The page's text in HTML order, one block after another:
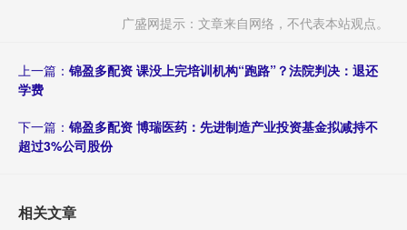
广盛网提示：文章来自网络，不代表本站观点。
上一篇： 锦盈多配资 课没上完培训机构“跑路”？法院判决：退还
学费
下一篇： 锦盈多配资 博瑞医药：先进制造产业投资基金拟减持不
超过3%公司股份
相关文章